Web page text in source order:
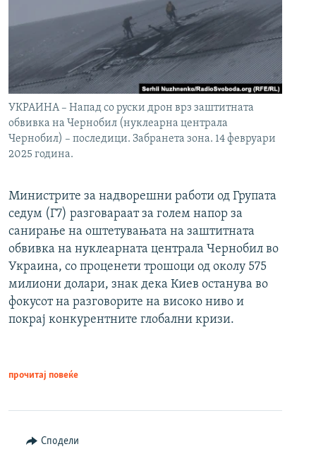
УКРАИНА – Напад со руски дрон врз заштитната
обвивка на Чернобил (нуклеарна централа
Чернобил) – последици. Забранета зона. 14 февруари
2025 година.
Министрите за надворешни работи од Групата
седум (Г7) разговараат за голем напор за
санирање на оштетувањата на заштитната
обвивка на нуклеарната централа Чернобил во
Украина, со проценети трошоци од околу 575
милиони долари, знак дека Киев останува во
фокусот на разговорите на високо ниво и
покрај конкурентните глобални кризи.
прочитај повеќе
Сподели